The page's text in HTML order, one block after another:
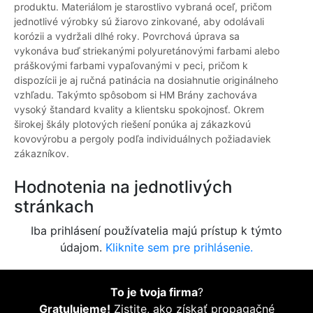
produktu. Materiálom je starostlivo vybraná oceľ, pričom
jednotlivé výrobky sú žiarovo zinkované, aby odolávali
korózii a vydržali dlhé roky. Povrchová úprava sa
vykonáva buď striekanými polyuretánovými farbami alebo
práškovými farbami vypaľovanými v peci, pričom k
dispozícii je aj ručná patinácia na dosiahnutie originálneho
vzhľadu. Takýmto spôsobom si HM Brány zachováva
vysoký štandard kvality a klientsku spokojnosť. Okrem
širokej škály plotových riešení ponúka aj zákazkovú
kovovýrobu a pergoly podľa individuálnych požiadaviek
zákazníkov.
Hodnotenia na jednotlivých
stránkach
Iba prihlásení používatelia majú prístup k týmto
údajom. Kliknite sem pre prihlásenie.
To je tvoja firma?
Gratulujeme! Zistite, ako získať propagačné